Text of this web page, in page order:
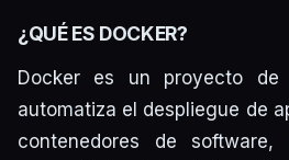
¿QUÉ ES DOCKER?
Docker es un proyecto de
automatiza el despliegue de
contenedores de software,